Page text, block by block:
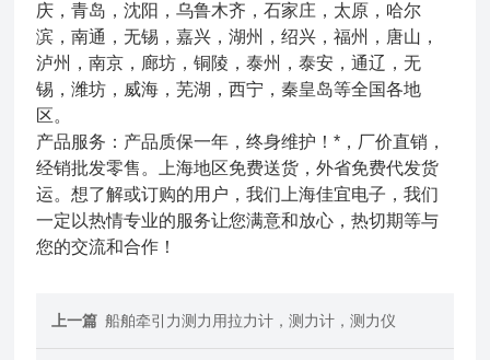
庆，青岛，沈阳，乌鲁木齐，石家庄，太原，哈尔
滨，南通，无锡，嘉兴，湖州，绍兴，福州，唐山，
泸州，南京，廊坊，铜陵，泰州，泰安，通辽，无
锡，潍坊，威海，芜湖，西宁，秦皇岛等全国各地
区。
产品服务：产品质保一年，终身维护！*，厂价直销，
经销批发零售。上海地区免费送货，外省免费代发货
运。想了解或订购的用户，我们上海佳宜电子，我们
一定以热情专业的服务让您满意和放心，热切期等与
您的交流和合作！
上一篇 船舶牵引力测力用拉力计，测力计，测力仪